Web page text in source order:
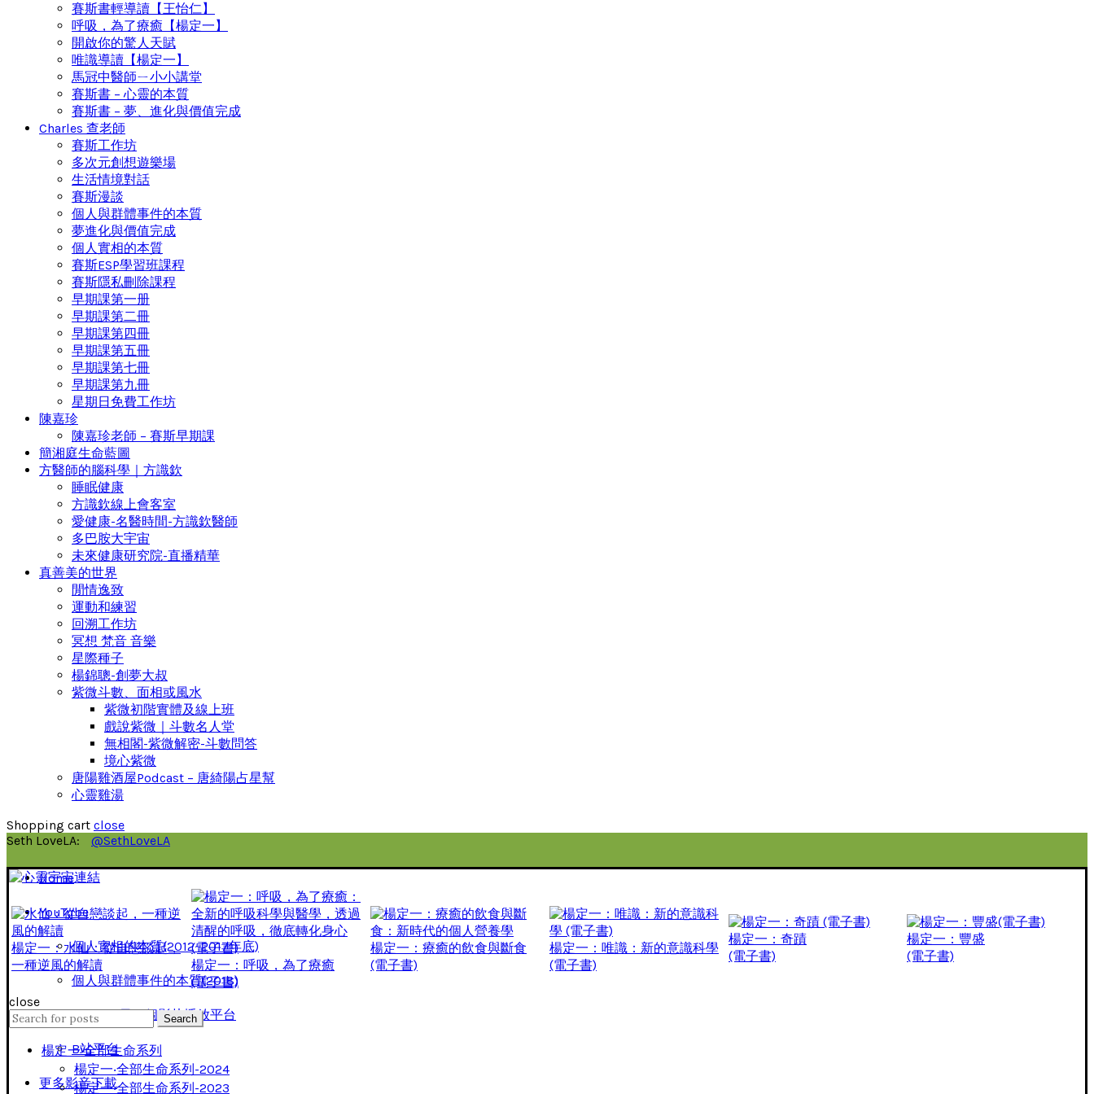
賽斯書輕導讀【王怡仁】
呼吸，為了療癒【楊定一】
開啟你的驚人天賦
唯識導讀【楊定一】
馬冠中醫師ㄧ小小講堂
賽斯書 – 心靈的本質
賽斯書 – 夢、進化與價值完成
Charles 查老師
賽斯工作坊
多次元創想遊樂場
生活情境對話
賽斯漫談
個人與群體事件的本質
夢進化與價值完成
個人實相的本質
賽斯ESP學習班課程
賽斯隱私刪除課程
早期課第一册
早期課第二冊
早期課第四冊
早期課第五冊
早期課第七冊
早期課第九冊
星期日免費工作坊
陳嘉珍
陳嘉珍老師 – 賽斯早期課
簡湘庭生命藍圖
方醫師的腦科學｜方識欽
睡眠健康
方識欽線上會客室
愛健康-名醫時間-方識欽醫師
多巴胺大宇宙
未來健康研究院-直播精華
真善美的世界
閒情逸致
運動和練習
回溯工作坊
冥想 梵音 音樂
星際種子
楊錦聰-創夢大叔
紫微斗數、面相或風水
紫微初階實體及線上班
戲說紫微｜斗數名人堂
無相閣-紫微解密-斗數問答
境心紫微
唐陽雞酒屋Podcast – 唐綺陽占星幫
心靈雞湯
Shopping cart close
Seth LoveLA:
@SethLoveLA
Home
YouTube
個人實相的本質(2012~2017年底)
個人與群體事件的本質(2018)
GanJing另一個影片播放平台
B站平台
更多影音下載
楊定一：水仙：從自戀談起，
一種逆風的解讀
楊定一：呼吸，為了療癒
(電子書)
楊定一：療癒的飲食與斷食
(電子書)
楊定一：唯識：新的意識科學
(電子書)
楊定一：奇蹟
(電子書)
楊定一：豐盛
(電子書)
close
Search
for:
Search
楊定一‧全部生命系列
楊定一‧全部生命系列-2024
楊定一‧全部生命系列-2023